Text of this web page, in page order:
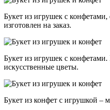
Букет из игрушек с
изготовлен на заказ.
Букет из игрушек с
искусственные цветы.
Букет из конфет с игрушкой –